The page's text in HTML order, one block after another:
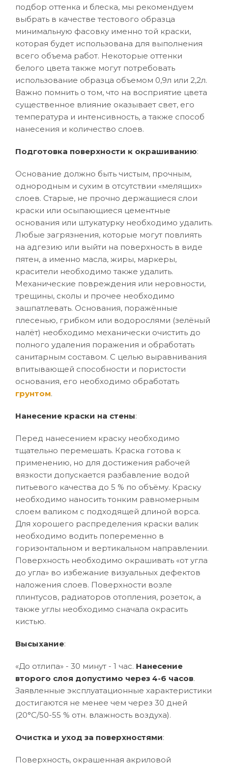
подбор оттенка и блеска, мы рекомендуем
выбрать в качестве тестового образца
минимальную фасовку именно той краски,
которая будет использована для выполнения
всего объема работ. Некоторые оттенки
белого цвета также могут потребовать
использование образца объемом 0,9л или 2,2л.
Важно помнить о том, что на восприятие цвета
существенное влияние оказывает свет, его
температура и интенсивность, а также способ
нанесения и количество слоев.
Подготовка поверхности к окрашиванию:
Основание должно быть чистым, прочным,
однородным и сухим в отсутствии «мелящих»
слоев. Старые, не прочно держащиеся слои
краски или осыпающиеся цементные
основания или штукатурку необходимо удалить.
Любые загрязнения, которые могут повлиять
на адгезию или выйти на поверхность в виде
пятен, а именно масла, жиры, маркеры,
красители необходимо также удалить.
Механические повреждения или неровности,
трещины, сколы и прочее необходимо
зашпатлевать. Основания, поражённые
плесенью, грибком или водорослями (зелёный
налёт) необходимо механически очистить до
полного удаления поражения и обработать
санитарным составом. С целью выравнивания
впитывающей способности и пористости
основания, его необходимо обработать
грунтом.
Нанесение краски на стены:
Перед нанесением краску необходимо
тщательно перемешать. Краска готова к
применению, но для достижения рабочей
вязкости допускается разбавление водой
питьевого качества до 5 % по объёму. Краску
необходимо наносить тонким равномерным
слоем валиком с подходящей длиной ворса.
Для хорошего распределения краски валик
необходимо водить попеременно в
горизонтальном и вертикальном направлении.
Поверхность необходимо окрашивать «от угла
до угла» во избежание визуальных дефектов
наложения слоев. Поверхности возле
плинтусов, радиаторов отопления, розеток, а
также углы необходимо сначала окрасить
кистью.
Высыхание:
«До отлипа» - 30 минут - 1 час. Нанесение
второго слоя допустимо через 4-6 часов.
Заявленные эксплуатационные характеристики
достигаются не менее чем через 30 дней
(20°C/50-55 % отн. влажность воздуха).
Очистка и уход за поверхностями:
Поверхность, окрашенная акриловой